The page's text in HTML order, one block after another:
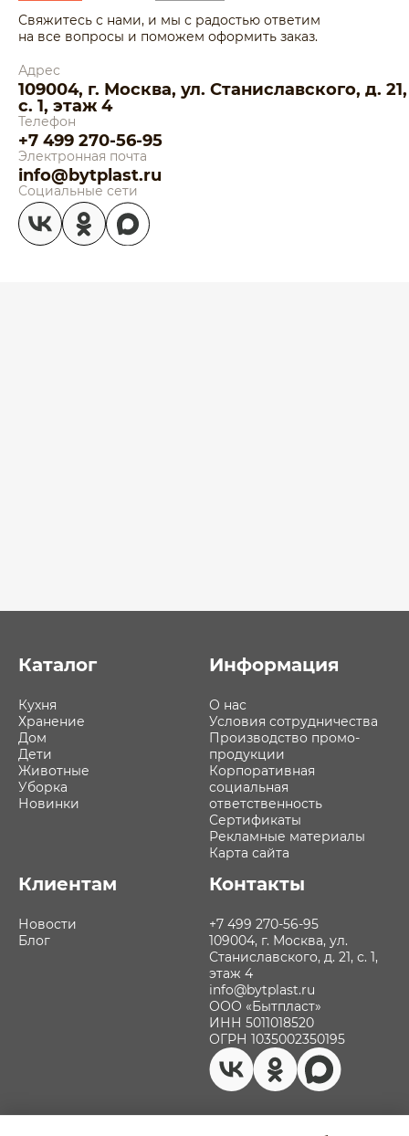
Свяжитесь с нами, и мы с радостью ответим
на все вопросы и поможем оформить заказ.
Адрес
109004, г. Москва, ул. Станиславского, д. 21,
с. 1, этаж 4
Телефон
+7 499 270-56-95
Электронная почта
info@bytplast.ru
Социальные сети
Каталог
Кухня
Хранение
Дом
Дети
Животные
Уборка
Новинки
Информация
О нас
Условия сотрудничества
Производство промо-
продукции
Корпоративная
социальная
ответственность
Сертификаты
Рекламные материалы
Карта сайта
Клиентам
Новости
Блог
Контакты
+7 499 270-56-95
109004, г. Москва, ул.
Станиславского, д. 21, с. 1,
этаж 4
info@bytplast.ru
ООО «Бытпласт»
ИНН 5011018520
ОГРН 1035002350195